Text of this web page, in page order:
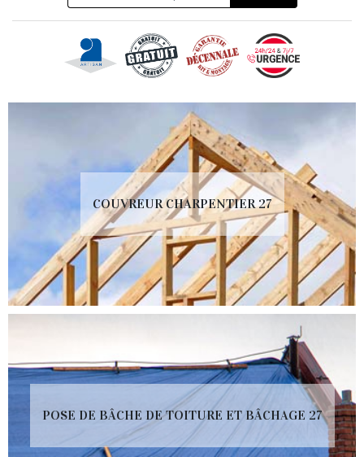
COUVREUR CHARPENTIER 27
POSE DE BÂCHE DE TOITURE ET BÂCHAGE 27